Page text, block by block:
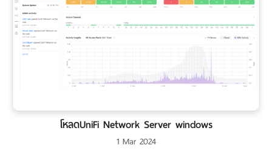
โหลดUniFi Network Server windows
1 Mar 2024